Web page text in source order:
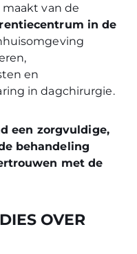
van de
in de
en
in dagchirurgie.
een zorgvuldige,
behandeling
met de
OVER